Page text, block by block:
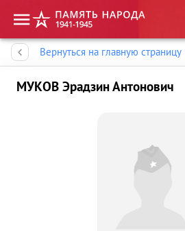
Вернуться на главную страницу
МУКОВ Эрадзин Антонович
Память народа